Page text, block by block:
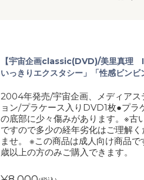
【宇宙企画classic(DVD)/美里真理
いっきりエクスタシー」「性感ビンビ
2004年発売/宇宙企画、メディアス
ョン/プラケース入りDVD1枚●プラ
の底部に少々傷みがあります。※古
ですので多少の経年劣化はご理解く
ませ。 ※この商品は成人向け商品で
歳以上の方のみご購入できます。